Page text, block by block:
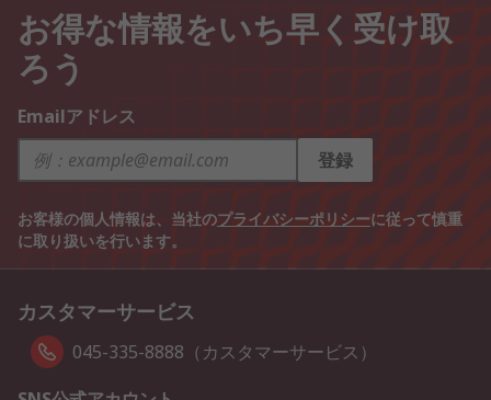
お得な情報をいち早く受け取
ろう
Emailアドレス
登録
お客様の個人情報は、当社のプライバシーポリシーに従って慎重
に取り扱いを行います。
カスタマーサービス
045-335-8888（カスタマーサービス）